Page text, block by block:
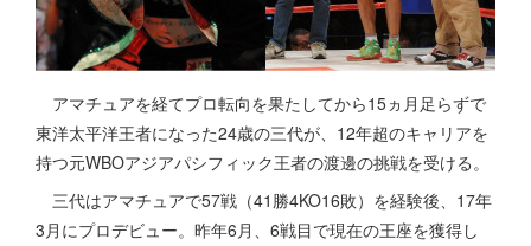
アマチュアを経てプロ転向を果たしてから15ヵ月足らずで
東洋太平洋王者になった24歳の三代が、12年超のキャリアを
持つ元WBOアジアパシフィック王者の渡邊の挑戦を受ける。
三代はアマチュアで57戦（41勝4KO16敗）を経験後、17年
3月にプロデビュー。昨年6月、6戦目で現在の王座を獲得し